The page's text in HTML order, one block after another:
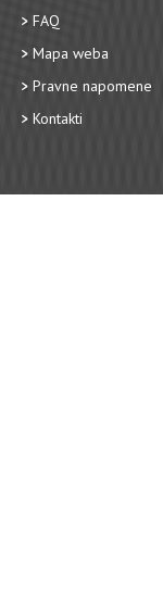
FAQ
Mapa weba
Pravne napomene
Kontakti